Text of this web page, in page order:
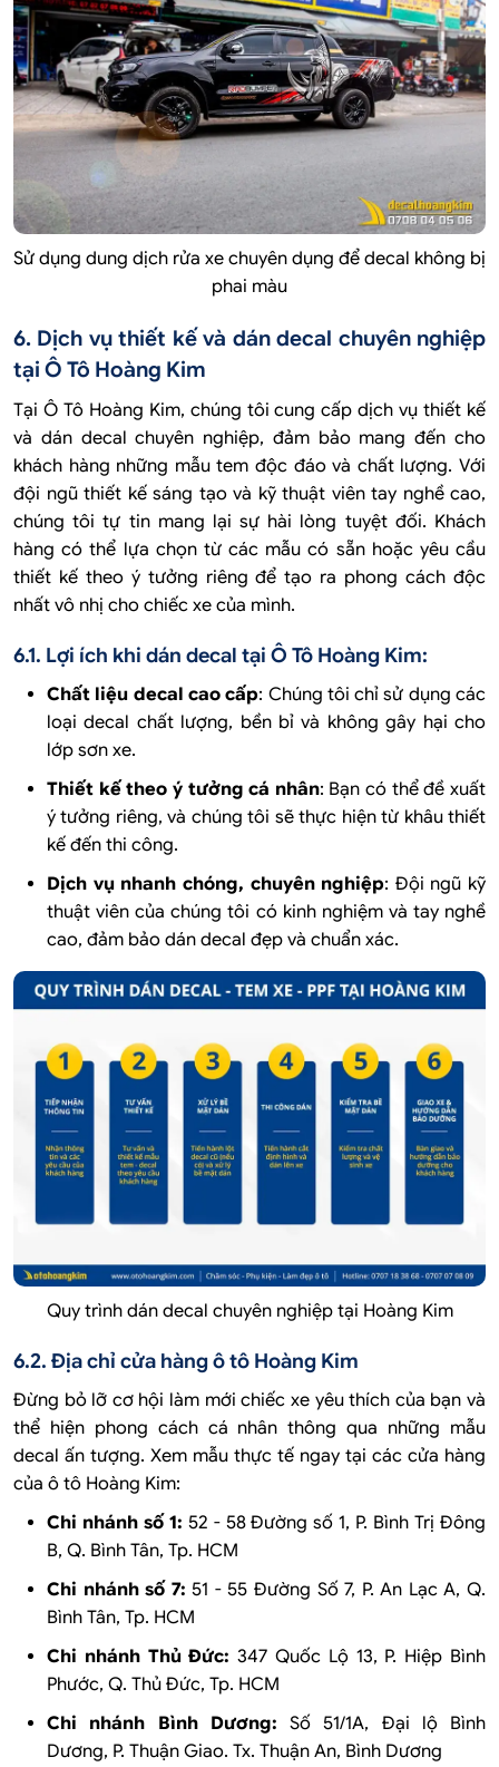
Sử dụng dung dịch rửa xe chuyên dụng để decal không bị
phai màu
6. Dịch vụ thiết kế và dán decal chuyên nghiệp
tại Ô Tô Hoàng Kim
Tại Ô Tô Hoàng Kim, chúng tôi cung cấp dịch vụ thiết kế
và dán decal chuyên nghiệp, đảm bảo mang đến cho
khách hàng những mẫu tem độc đáo và chất lượng. Với
đội ngũ thiết kế sáng tạo và kỹ thuật viên tay nghề cao,
chúng tôi tự tin mang lại sự hài lòng tuyệt đối. Khách
hàng có thể lựa chọn từ các mẫu có sẵn hoặc yêu cầu
thiết kế theo ý tưởng riêng để tạo ra phong cách độc
nhất vô nhị cho chiếc xe của mình.
6.1. Lợi ích khi dán decal tại Ô Tô Hoàng Kim:
Chất liệu decal cao cấp: Chúng tôi chỉ sử dụng các
loại decal chất lượng, bền bỉ và không gây hại cho
lớp sơn xe.
Thiết kế theo ý tưởng cá nhân: Bạn có thể đề xuất
ý tưởng riêng, và chúng tôi sẽ thực hiện từ khâu thiết
kế đến thi công.
Dịch vụ nhanh chóng, chuyên nghiệp: Đội ngũ kỹ
thuật viên của chúng tôi có kinh nghiệm và tay nghề
cao, đảm bảo dán decal đẹp và chuẩn xác.
Quy trình dán decal chuyên nghiệp tại Hoàng Kim
6.2. Địa chỉ cửa hàng ô tô Hoàng Kim
Đừng bỏ lỡ cơ hội làm mới chiếc xe yêu thích của bạn và
thể hiện phong cách cá nhân thông qua những mẫu
decal ấn tượng. Xem mẫu thực tế ngay tại các cửa hàng
của ô tô Hoàng Kim:
Chi nhánh số 1: 52 - 58 Đường số 1, P. Bình Trị Đông
B, Q. Bình Tân, Tp. HCM
Chi nhánh số 7: 51 - 55 Đường Số 7, P. An Lạc A, Q.
Bình Tân, Tp. HCM
Chi nhánh Thủ Đức: 347 Quốc Lộ 13, P. Hiệp Bình
Phước, Q. Thủ Đức, Tp. HCM
Chi nhánh Bình Dương: Số 51/1A, Đại lộ Bình
Dương, P. Thuận Giao. Tx. Thuận An, Bình Dương